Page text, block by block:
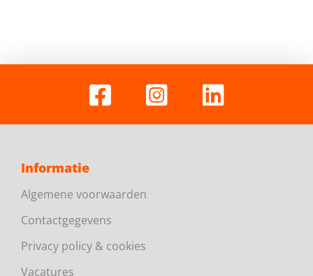
Informatie
Algemene voorwaarden
Contactgegevens
Privacy policy & cookies
Vacatures